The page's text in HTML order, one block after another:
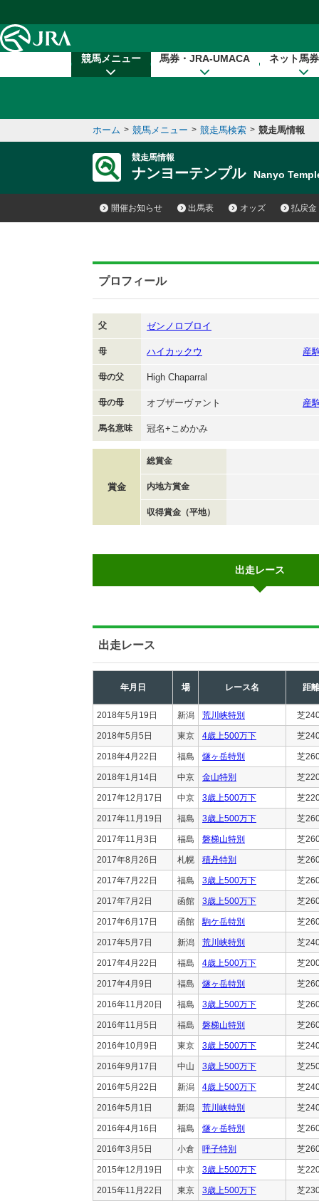
競馬メニュー 馬券・JRA-UMACA ネット馬
ホーム > 競馬メニュー > 競走馬検索 > 競走馬情報
競走馬情報
ナンヨーテンプル Nanyo
開催お知らせ 出馬表 オッズ 払戻金
プロフィール
父 ゼンノロブロイ
母 ハイカックウ 産
母の父 High Chaparral
母の母 オブザーヴァント 産
馬名意味 冠名+こめかみ
賞金
総賞金
内地方賞金
収得賞金（平地）
出走レース
出走レース
年月日 場 レース名 距離
2018年5月19日 新潟 荒川峡特別 芝
2018年5月5日 東京 4歳上500万下 芝
2018年4月22日 福島 燧ヶ岳特別 芝
2018年1月14日 中京 金山特別 芝
2017年12月17日 中京 3歳上500万下 芝
2017年11月19日 福島 3歳上500万下 芝
2017年11月3日 福島 磐梯山特別 芝
2017年8月26日 札幌 積丹特別 芝
2017年7月22日 福島 3歳上500万下 芝
2017年7月2日 函館 3歳上500万下 芝
2017年6月17日 函館 駒ケ岳特別 芝
2017年5月7日 新潟 荒川峡特別 芝
2017年4月22日 福島 4歳上500万下 芝
2017年4月9日 福島 燧ヶ岳特別 芝
2016年11月20日 福島 3歳上500万下 芝
2016年11月5日 福島 磐梯山特別 芝
2016年10月9日 東京 3歳上500万下 芝
2016年9月17日 中山 3歳上500万下 芝
2016年5月22日 新潟 4歳上500万下 芝
2016年5月1日 新潟 荒川峡特別 芝
2016年4月16日 福島 燧ヶ岳特別 芝
2016年3月5日 小倉 呼子特別 芝
2015年12月19日 中京 3歳上500万下 芝
2015年11月22日 東京 3歳上500万下 芝